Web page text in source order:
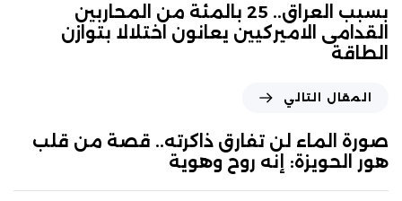
بسبب العراق.. 25 بالمئة من المحاربين
القدامى الاميركيين يعانون اختلالا بتوازن
الطاقة
المقال التالي
صورة الماء لن تفارق ذاكرته.. قصة من قلب
هور الحويزة: إنه روح وهوية